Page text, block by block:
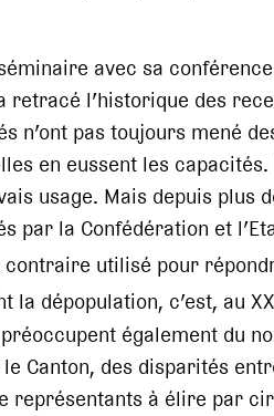
avec sa
l’historique des
n’ont pas toujours mené
en eussent les
usage. Mais depuis plus
la Confédération et
utilisé pour
la dépopulation, c’est, au XX
également du
Canton, des disparités
représentants à élire par